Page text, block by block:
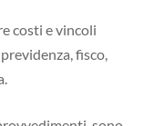
costi e vincoli
fisco,